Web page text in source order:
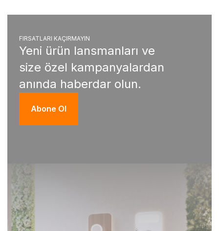
FIRSATLARI KAÇIRMAYIN
Yeni ürün lansmanları ve
size özel kampanyalardan
anında haberdar olun.
Abone Ol